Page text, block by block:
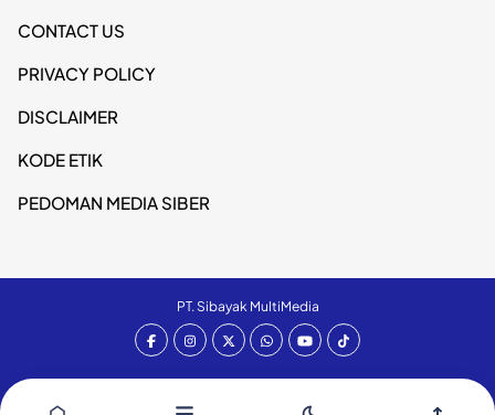
CONTACT US
PRIVACY POLICY
DISCLAIMER
KODE ETIK
PEDOMAN MEDIA SIBER
PT. Sibayak MultiMedia